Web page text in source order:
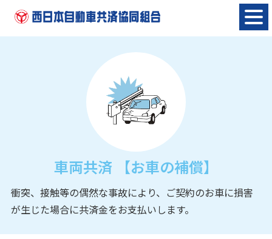
Skip
車両共済 【お車の補償】
衝突、接触等の偶然な事故により、ご契約のお車に損害
が生じた場合に共済金をお支払いします。